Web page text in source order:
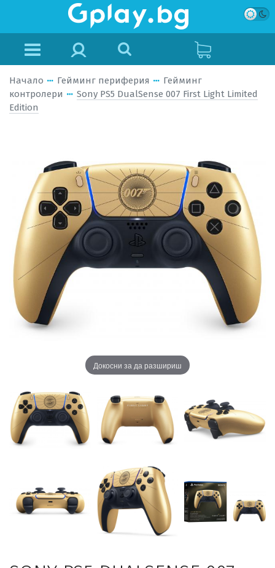
Начало Гейминг периферия
Гейминг
контролери
Sony PS5 DualSense 007 First Light Limited
Edition
Докосни за да разшириш